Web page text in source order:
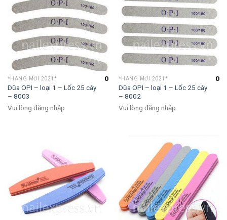
*HÀNG MỚI 2021*
Dũa OPI – loại 1 – Lốc 25 cây
– 8003
0
Vui lòng đăng nhập
*HÀNG MỚI 2021*
Dũa OPI – loại 1 – Lốc 25 cây
– 8002
0
Vui lòng đăng nhập